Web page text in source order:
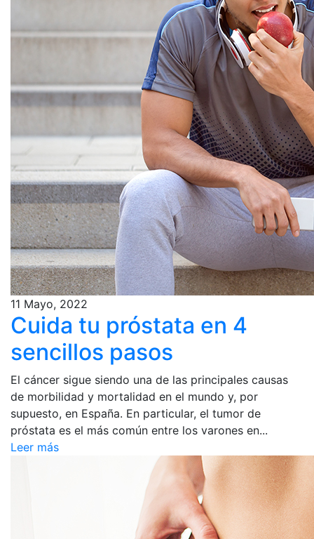
11 Mayo, 2022
Cuida tu próstata en 4
sencillos pasos
El cáncer sigue siendo una de las principales causas
de morbilidad y mortalidad en el mundo y, por
supuesto, en España. En particular, el tumor de
próstata es el más común entre los varones en...
Leer más